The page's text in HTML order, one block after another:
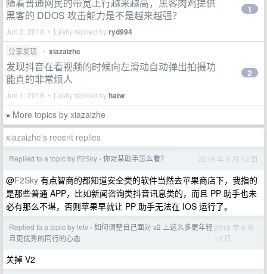
黑客的 DDOS 攻击能力是不是越来越强？
Jun 3, 2018 • Lastly replied byryd994
1
分享发现 • xiazaizhe
发现抖音在看视频的时候向左滑动自动弹出拍摄功
能真的非常烦人
Jun 1, 2018 • Lastly replied byhatw
2
» More topics by xiazaizhe
xiazaizhe's recent replies
Replied to a topic by F2Sky › 你对某助手怎么看？ 2018 年 6 月 12 日
@F2Sky 有点智商的都知道安全类的软件当然去苹果商店下，我指的
是那些普通 APP，比如新闻咨询类抖音讯息类的，而且 PP 助手也未
必有那么不堪，否则苹果早就让 PP 助手无法在 IOS 运行了。
Replied to a topic by letv › 如何调整自己面对 v2 上这么多更年轻
且更优秀的同行的心态
2018 年 6 月
12 日
关掉 V2